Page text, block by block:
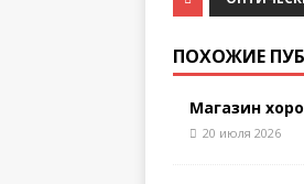
ПОХОЖИЕ
Магазин
20 июля 2026